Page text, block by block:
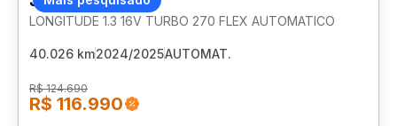
LONGITUDE 1.3 16V TURBO 270 FLEX AUTOMATICO
40.026 km2024/2025AUTOMAT.
R$ 124.690
R$ 116.990